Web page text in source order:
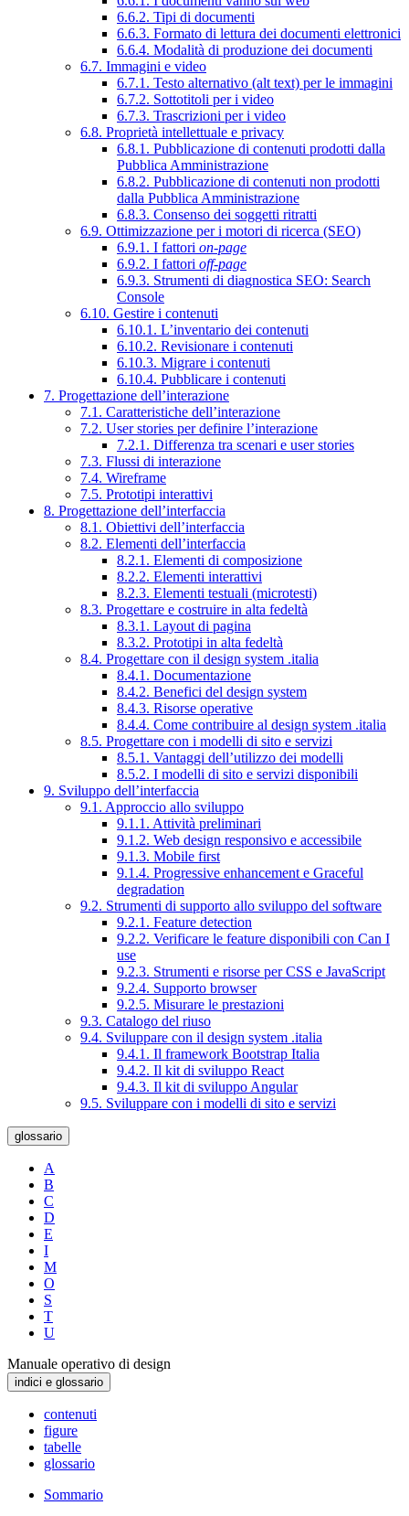
6.6.2. Tipi di documenti
6.6.3. Formato di lettura dei documenti elettronici
6.6.4. Modalità di produzione dei documenti
6.7. Immagini e video
6.7.1. Testo alternativo (alt text) per le immagini
6.7.2. Sottotitoli per i video
6.7.3. Trascrizioni per i video
6.8. Proprietà intellettuale e privacy
6.8.1. Pubblicazione di contenuti prodotti dalla
Pubblica Amministrazione
6.8.2. Pubblicazione di contenuti non prodotti
dalla Pubblica Amministrazione
6.8.3. Consenso dei soggetti ritratti
6.9. Ottimizzazione per i motori di ricerca (SEO)
6.9.1. I fattori on-page
6.9.2. I fattori off-page
6.9.3. Strumenti di diagnostica SEO: Search
Console
6.10. Gestire i contenuti
6.10.1. L’inventario dei contenuti
6.10.2. Revisionare i contenuti
6.10.3. Migrare i contenuti
6.10.4. Pubblicare i contenuti
7. Progettazione dell’interazione
7.1. Caratteristiche dell’interazione
7.2. User stories per definire l’interazione
7.2.1. Differenza tra scenari e user stories
7.3. Flussi di interazione
7.4. Wireframe
7.5. Prototipi interattivi
8. Progettazione dell’interfaccia
8.1. Obiettivi dell’interfaccia
8.2. Elementi dell’interfaccia
8.2.1. Elementi di composizione
8.2.2. Elementi interattivi
8.2.3. Elementi testuali (microtesti)
8.3. Progettare e costruire in alta fedeltà
8.3.1. Layout di pagina
8.3.2. Prototipi in alta fedeltà
8.4. Progettare con il design system .italia
8.4.1. Documentazione
8.4.2. Benefici del design system
8.4.3. Risorse operative
8.4.4. Come contribuire al design system .italia
8.5. Progettare con i modelli di sito e servizi
8.5.1. Vantaggi dell’utilizzo dei modelli
8.5.2. I modelli di sito e servizi disponibili
9. Sviluppo dell’interfaccia
9.1. Approccio allo sviluppo
9.1.1. Attività preliminari
9.1.2. Web design responsivo e accessibile
9.1.3. Mobile first
9.1.4. Progressive enhancement e Graceful
degradation
9.2. Strumenti di supporto allo sviluppo del software
9.2.1. Feature detection
9.2.2. Verificare le feature disponibili con Can I
use
9.2.3. Strumenti e risorse per CSS e JavaScript
9.2.4. Supporto browser
9.2.5. Misurare le prestazioni
9.3. Catalogo del riuso
9.4. Sviluppare con il design system .italia
9.4.1. Il framework Bootstrap Italia
9.4.2. Il kit di sviluppo React
9.4.3. Il kit di sviluppo Angular
9.5. Sviluppare con i modelli di sito e servizi
glossario
A
B
C
D
E
I
M
O
S
T
U
Manuale operativo di design
indici e glossario
contenuti
figure
tabelle
glossario
Sommario